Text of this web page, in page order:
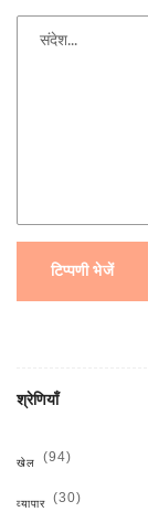
टिप्पणी भेजें
श्रेणियाँ
खेल (94)
व्यापार (30)